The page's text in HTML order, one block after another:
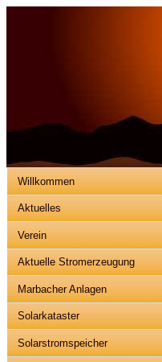
Willkommen
Aktuelles
Verein
Aktuelle Stromerzeugung
Marbacher Anlagen
Solarkataster
Solarstromspeicher